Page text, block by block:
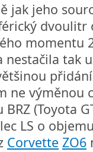
jak jeho
dvoulitr
momentu
tak
ne výměnou
(Toyota
LS o
Corvette ZO6